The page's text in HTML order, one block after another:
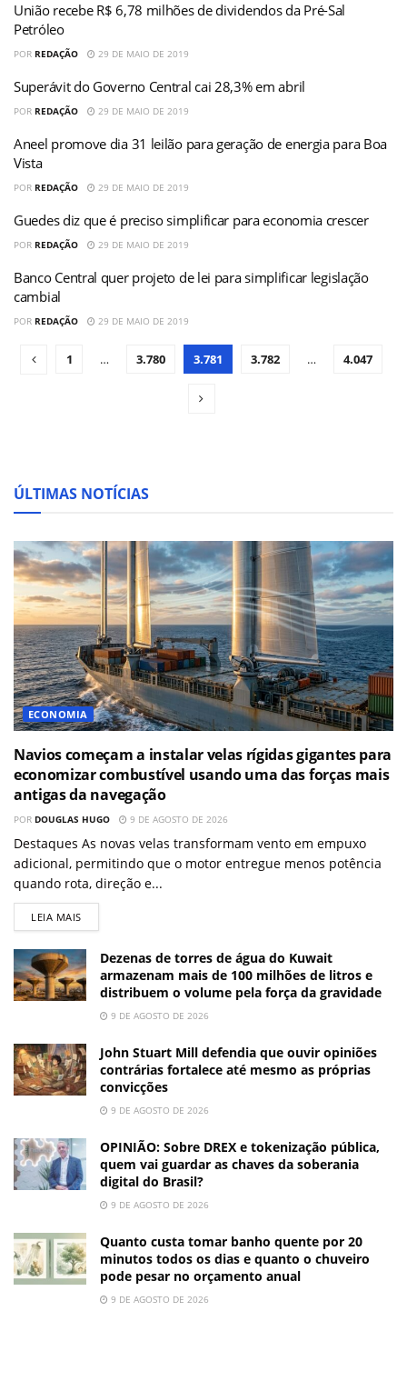
União recebe R$ 6,78 milhões de dividendos da Pré-Sal
Petróleo
POR REDAÇÃO 29 DE MAIO DE 2019
Superávit do Governo Central cai 28,3% em abril
POR REDAÇÃO 29 DE MAIO DE 2019
Aneel promove dia 31 leilão para geração de energia para Boa
Vista
POR REDAÇÃO 29 DE MAIO DE 2019
Guedes diz que é preciso simplificar para economia crescer
POR REDAÇÃO 29 DE MAIO DE 2019
Banco Central quer projeto de lei para simplificar legislação
cambial
POR REDAÇÃO 29 DE MAIO DE 2019
1 … 3.780 3.781 3.782 … 4.047
ÚLTIMAS NOTÍCIAS
ECONOMIA
Navios começam a instalar velas rígidas gigantes para
economizar combustível usando uma das forças mais
antigas da navegação
POR DOUGLAS HUGO 9 DE AGOSTO DE 2026
Destaques As novas velas transformam vento em empuxo
adicional, permitindo que o motor entregue menos potência
quando rota, direção e...
LEIA MAIS
Dezenas de torres de água do Kuwait
armazenam mais de 100 milhões de litros e
distribuem o volume pela força da gravidade
9 DE AGOSTO DE 2026
John Stuart Mill defendia que ouvir opiniões
contrárias fortalece até mesmo as próprias
convicções
9 DE AGOSTO DE 2026
OPINIÃO: Sobre DREX e tokenização pública,
quem vai guardar as chaves da soberania
digital do Brasil?
9 DE AGOSTO DE 2026
Quanto custa tomar banho quente por 20
minutos todos os dias e quanto o chuveiro
pode pesar no orçamento anual
9 DE AGOSTO DE 2026